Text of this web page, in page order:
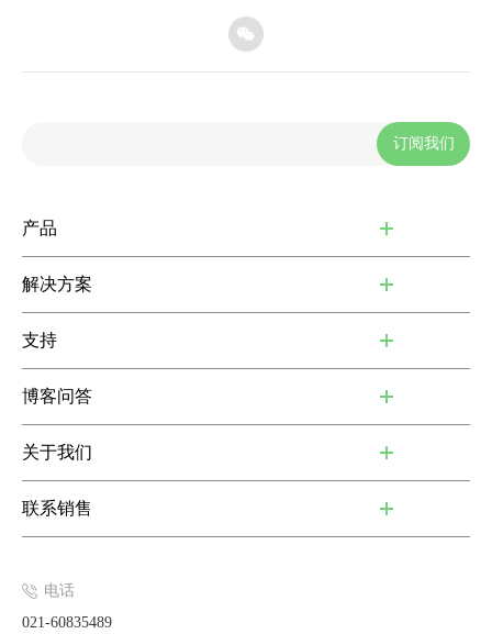
订阅我们
产品
解决方案
支持
博客问答
关于我们
联系销售
电话
021-60835489